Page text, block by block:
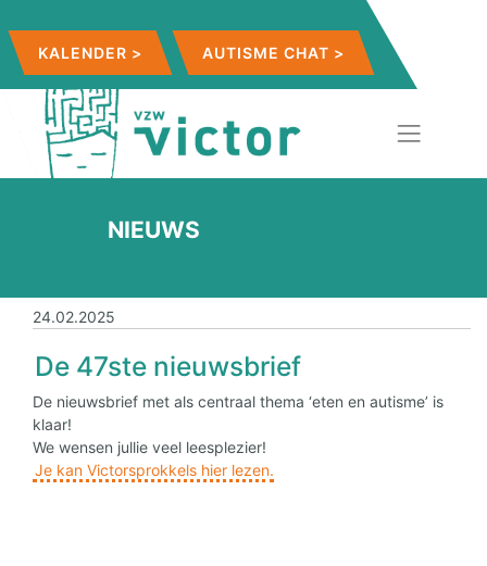
KALENDER > AUTISME CHAT >
NIEUWS
24.02.2025
De 47ste nieuwsbrief
De nieuwsbrief met als centraal thema ‘eten en autisme’ is
klaar!
We wensen jullie veel leesplezier!
Je kan Victorsprokkels hier lezen.